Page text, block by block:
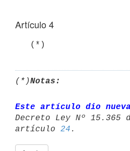
Artículo 4
(*)Notas:
Este artículo dio
Decreto Ley Nº 15.365
artículo 24